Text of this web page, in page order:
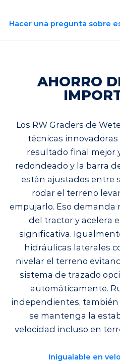
Hacer una pregunta sobre
AHORRO
Los RW Graders de
técnicas
resultado final mejor
redondeado y la barra
están ajustados entre
rodar el terreno
empujarlo. Eso
del tractor y acelera
significativa.
hidráulicas laterales
nivelar el terreno
sistema de trazado
automáticamente.
independientes, también
se mantenga la
velocidad incluso en
Inigualable en